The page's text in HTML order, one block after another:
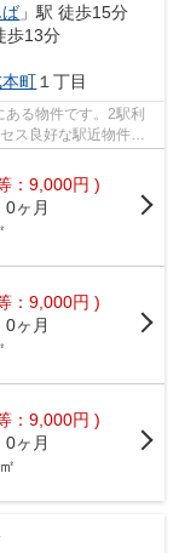
ば」駅 徒歩15分
歩13分
町 １丁目
ある物件です。2駅利
ス良好な駅近物件は
：9,000円 )
0ヶ月
：9,000円 )
0ヶ月
：9,000円 )
0ヶ月